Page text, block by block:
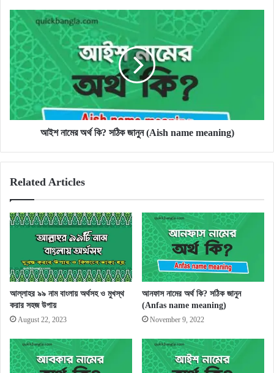
আইশ
নামের
অর্থ
কি?
সঠিক
জানুন
(Aish
name
meaning)
আইশ নামের অর্থ কি? সঠিক জানুন (Aish name meaning)
Related Articles
আল্লাহর ৯৯ নাম বাংলায় অর্থসহ ও মুখস্থ
করার সহজ উপায়
August 22, 2023
আনফাস নামের অর্থ কি? সঠিক জানুন
(Anfas name meaning)
November 9, 2022